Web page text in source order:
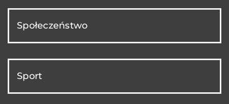
Społeczeństwo
Sport